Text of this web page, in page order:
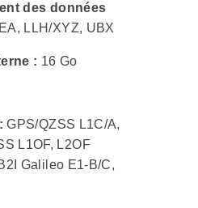
des données
LLH/XYZ, UBX
: 16 Go
GPS/QZSS L1C/A,
L1OF, L2OF
Galileo E1-B/C,